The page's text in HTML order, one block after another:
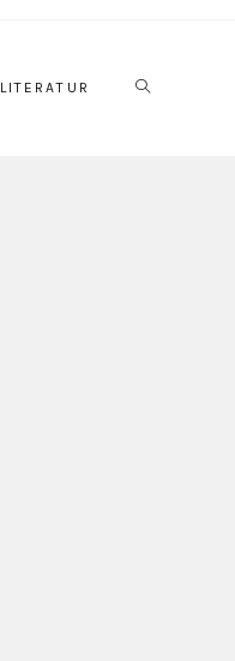
LITERATUR